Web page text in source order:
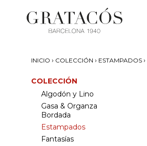
INICIO › COLECCIÓN › ESTAMPADOS ›
COLECCIÓN
Algodón y Lino
Gasa & Organza
Bordada
Estampados
Fantasías